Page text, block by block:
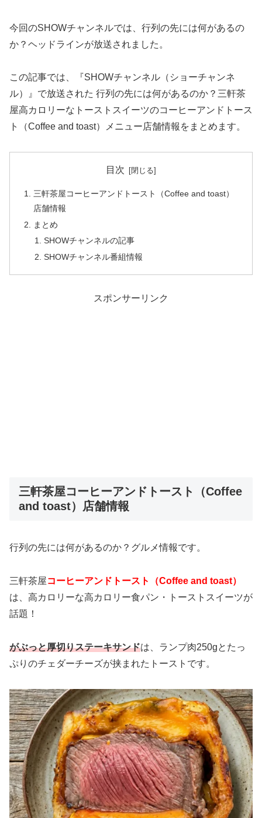
今回のSHOWチャンネルでは、行列の先には何があるの
か？ヘッドラインが放送されました。
この記事では、『SHOWチャンネル（ショーチャンネ
ル）』で放送された 行列の先には何があるのか？三軒茶
屋高カロリーなトーストスイーツのコーヒーアンドトース
ト（Coffee and toast）メニュー店舗情報をまとめます。
目次
三軒茶屋コーヒーアンドトースト（Coffee and toast）
店舗情報
まとめ
SHOWチャンネルの記事
SHOWチャンネル番組情報
スポンサーリンク
三軒茶屋コーヒーアンドトースト（Coffee
and toast）店舗情報
行列の先には何があるのか？グルメ情報です。
三軒茶屋コーヒーアンドトースト（Coffee and toast）
は、高カロリーな高カロリー食パン・トーストスイーツが
話題！
がぶっと厚切りステーキサンドは、ランプ肉250gとたっ
ぷりのチェダーチーズが挟まれたトーストです。